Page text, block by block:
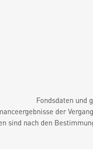
Fondsdaten und
der
sind nach den